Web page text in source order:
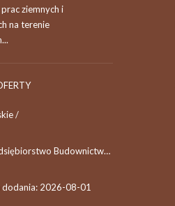
ziemnych i
na terenie
/
Przedsiębiorstwo Budownictwa Komunikacyjnego "MOSTKOL" Sp. z o.o.
dodania: 2026-08-01